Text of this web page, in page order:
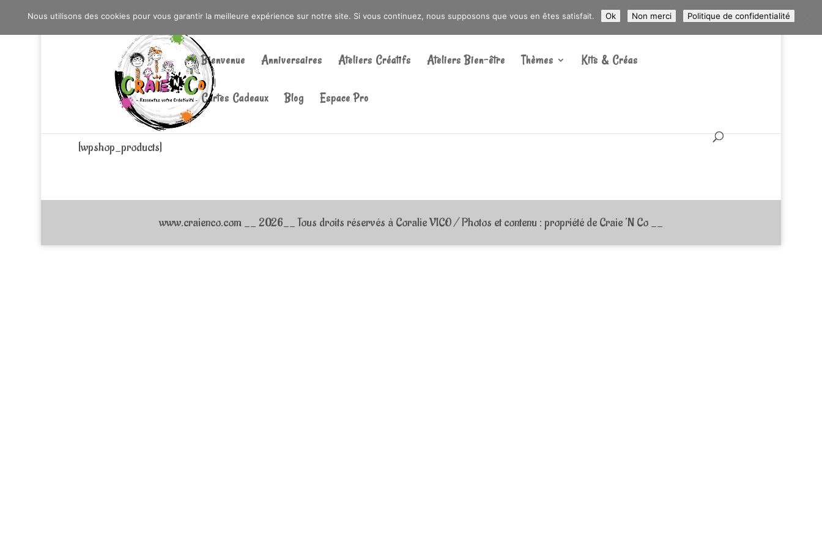
0603176412 - RDV CHEZ SO WATT À SAINT ANDRÉ OU DANS LA MÉTROPOLE LILLOISE CRAIENCO@GMAIL.COM ARTICLES 0
Bienvenue Anniversaires Ateliers Créatifs Ateliers Bien-être Thèmes Kits & Créas
Cartes Cadeaux Blog Espace Pro
Recherche
produits
[wpshop_products]
www.craienco.com __ 2026__ Tous droits réservés à Coralie VICO / Photos et contenu : propriété de Craie ‘N Co __
Nous utilisons des cookies pour vous garantir la meilleure expérience sur notre site. Si vous continuez, nous supposons que vous en êtes satisfait. Ok Non merci Politique de confidentialité